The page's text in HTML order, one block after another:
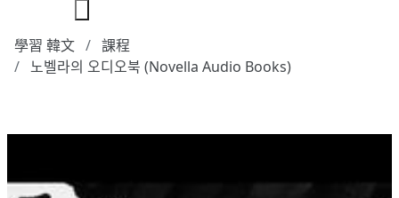
學習 韓文
課程
노벨라의 오디오북 (Novella Audio Books)